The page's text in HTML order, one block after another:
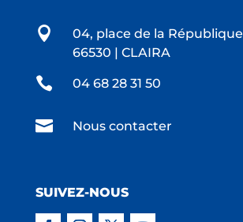

04, place de la République
66530 | CLAIRA
 04 68 28 31 50
 Nous contacter
SUIVEZ-NOUS